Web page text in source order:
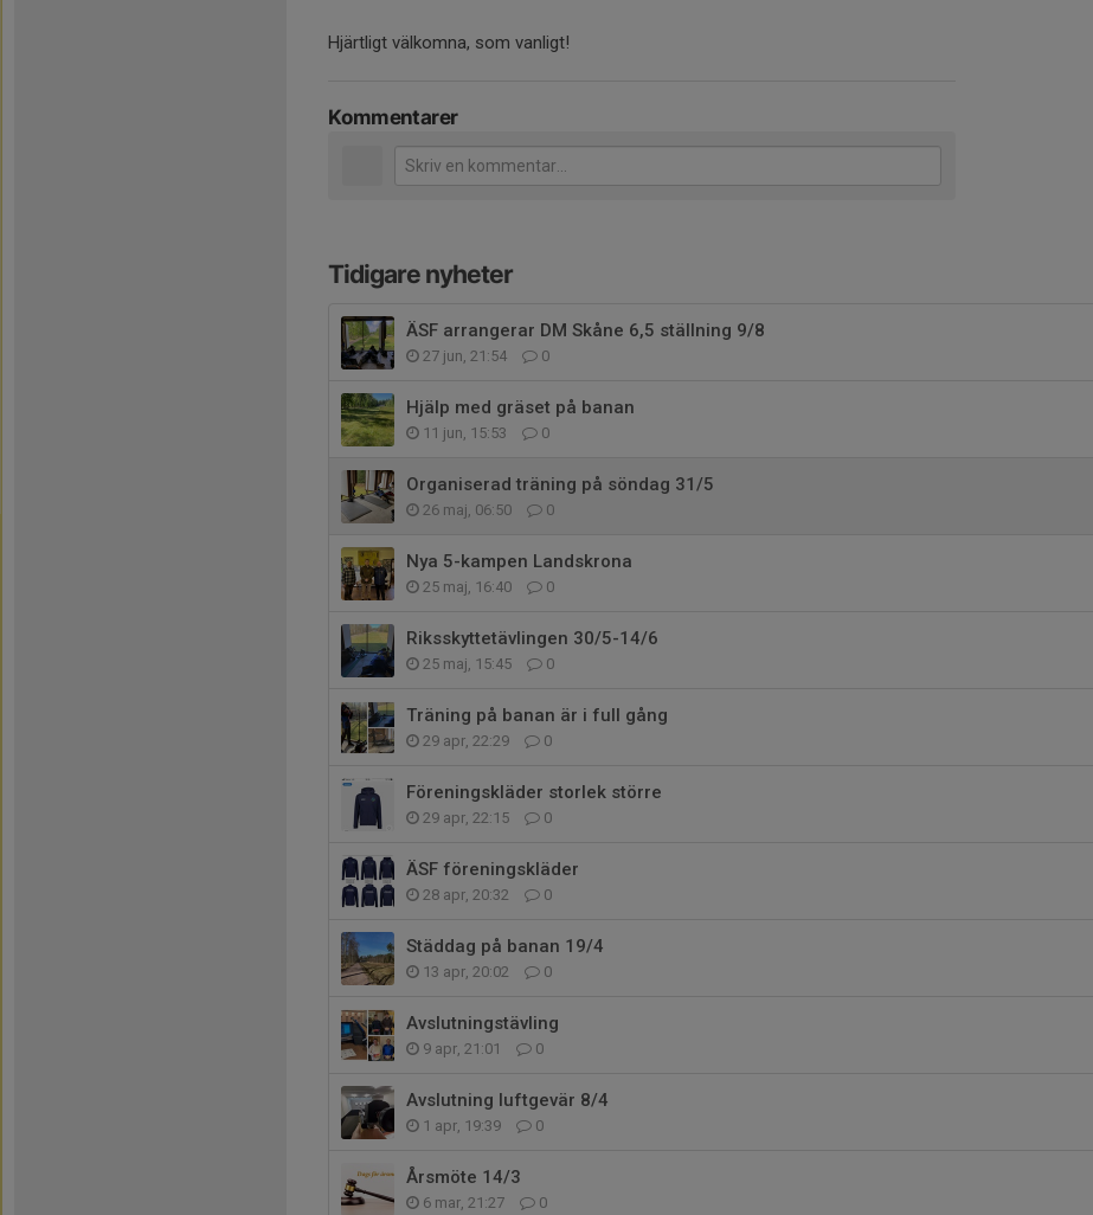
Hjärtligt välkomna, som vanligt!
Kommentarer
Tidigare nyheter
ÄSF arrangerar DM Skåne 6,5 ställning 9/8
27 jun, 21:54 0
Hjälp med gräset på banan
11 jun, 15:53 0
Organiserad träning på söndag 31/5
26 maj, 06:50 0
Nya 5-kampen Landskrona
25 maj, 16:40 0
Riksskyttetävlingen 30/5-14/6
25 maj, 15:45 0
Träning på banan är i full gång
29 apr, 22:29 0
Föreningskläder storlek större
29 apr, 22:15 0
ÄSF föreningskläder
28 apr, 20:32 0
Städdag på banan 19/4
13 apr, 20:02 0
Avslutningstävling
9 apr, 21:01 0
Avslutning luftgevär 8/4
1 apr, 19:39 0
Årsmöte 14/3
6 mar, 21:27 0